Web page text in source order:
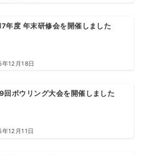
7年度 年末研修会を開催しました
12月18日
回ボウリング大会を開催しました
12月11日